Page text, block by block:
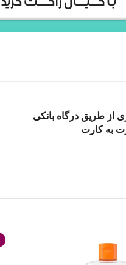
از طریق درگاه بانکی
به کارت